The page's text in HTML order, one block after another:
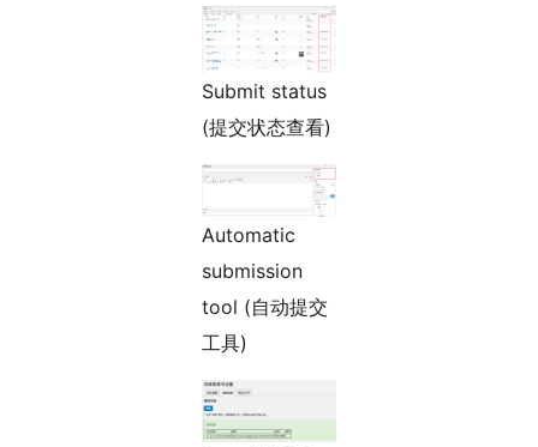
Submit status
(提交状态查看)
Automatic
submission
tool (自动提交
工具)